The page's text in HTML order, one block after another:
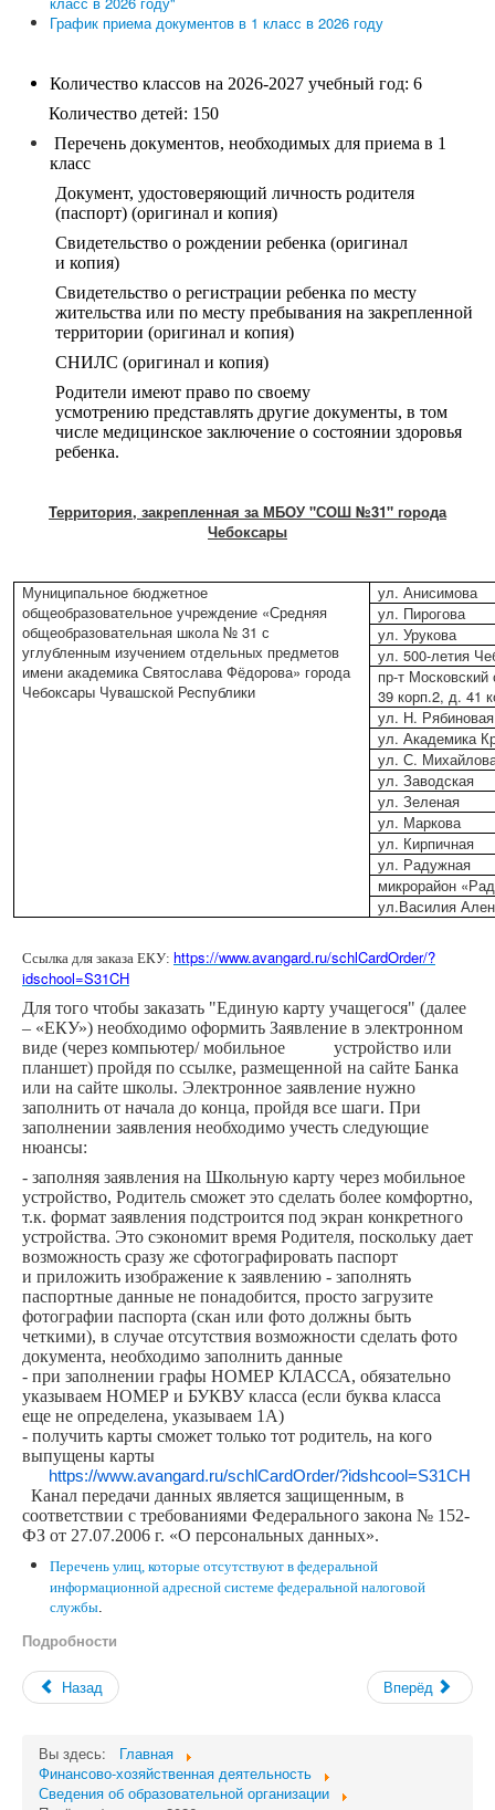
График приема документов в 1 класс в 2026 году
Количество классов на 2026-2027 учебный год: 6
Количество детей: 150
Перечень документов, необходимых для приема в 1
класс
Документ, удостоверяющий личность родителя
(паспорт) (оригинал и копия)
Свидетельство о рождении ребенка (оригинал
и копия)
Свидетельство о регистрации ребенка по месту
жительства или по месту пребывания на закрепленной
территории (оригинал и копия)
СНИЛС (оригинал и копия)
Родители имеют право по своему
усмотрению представлять другие документы, в том
числе медицинское заключение о состоянии здоровья
ребенка.
Территория, закрепленная за МБОУ "СОШ №31" города
Чебоксары
Муниципальное бюджетное
общеобразовательное учреждение «Средняя
общеобразовательная школа № 31 с
углубленным изучением отдельных предметов
имени академика Святослава Фёдорова» города
Чебоксары Чувашской Республики
ул. Анисимова
ул. Пирогова
ул. Урукова
ул. 500-летия
пр-т
39 корп.2, д. 41
ул. Н. Рябиновая
ул. Академика
ул. С.
ул. Заводская
ул. Зеленая
ул. Маркова
ул. Кирпичная
ул. Радужная
микрорайон
ул.Василия
Ссылка для заказа ЕКУ: https://www.avangard.ru/schlCardOrder/?
idschool=S31CH
Для того чтобы заказать "Единую карту учащегося" (далее
– «ЕКУ») необходимо оформить Заявление в электронном
виде (через компьютер/ мобильное устройство или
планшет) пройдя по ссылке, размещенной на сайте Банка
или на сайте школы. Электронное заявление нужно
заполнить от начала до конца, пройдя все шаги. При
заполнении заявления необходимо учесть следующие
нюансы:
- заполняя заявления на Школьную карту через мобильное
устройство, Родитель сможет это сделать более комфортно,
т.к. формат заявления подстроится под экран конкретного
устройства. Это сэкономит время Родителя, поскольку дает
возможность сразу же сфотографировать паспорт
и приложить изображение к заявлению - заполнять
паспортные данные не понадобится, просто загрузите
фотографии паспорта (скан или фото должны быть
четкими), в случае отсутствия возможности сделать фото
документа, необходимо заполнить данные
- при заполнении графы НОМЕР КЛАССА, обязательно
указываем НОМЕР и БУКВУ класса (если буква класса
еще не определена, указываем 1А)
- получить карты сможет только тот родитель, на кого
выпущены карты
https://www.avangard.ru/schlCardOrder/?idshcool=S31CH
Канал передачи данных является защищенным, в
соответствии с требованиями Федерального закона № 152-
ФЗ от 27.07.2006 г. «О персональных данных».
Перечень улиц, которые отсутствуют в федеральной
информационной адресной системе федеральной налоговой
службы.
Подробности
Назад Вперёд
Вы здесь:
Главная
Финансово-хозяйственная деятельность
Сведения об образовательной организации